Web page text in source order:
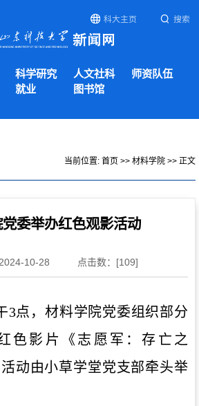
科大主页 搜索
科学研究 人文社科
师资队伍
就业 图书馆
当前位置: 首页 >> 材料学院 >> 正文
委举办红色观影活动
10-28 点击数：[109]
3点，材料学院党委组织部分
色影片《志愿军：存亡之
动由小草学堂党支部牵头举